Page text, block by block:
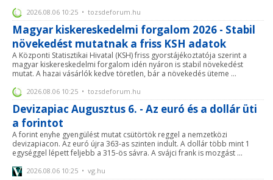
2026.08.06 10:25 • tozsdeforum.hu
Magyar kiskereskedelmi forgalom 2026 - Stabil
növekedést mutatnak a friss KSH adatok
A Központi Statisztikai Hivatal (KSH) friss gyorstájékoztatója szerint a
magyar kiskereskedelmi forgalom idén nyáron is stabil növekedést
mutat. A hazai vásárlók kedve töretlen, bár a növekedés üteme ...
2026.08.06 10:25 • tozsdeforum.hu
Devizapiac Augusztus 6. - Az euró és a dollár üti
a forintot
A forint enyhe gyengülést mutat csütörtök reggel a nemzetközi
devizapiacon. Az euró újra 363-as szinten indult. A dollár több mint 1
egységgel lépett feljebb a 315-ös sávra. A svájci frank is mozgást ...
2026.08.06 10:25 • vg.hu